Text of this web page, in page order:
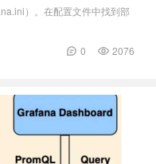
）。在配置文件中找到部
0
2076